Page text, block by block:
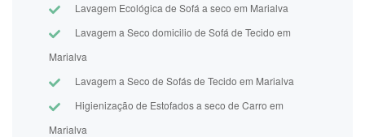
Lavagem Ecológica de Sofá a seco em Marialva
Lavagem a Seco domicilio de Sofá de Tecido em
Marialva
Lavagem a Seco de Sofás de Tecido em Marialva
Higienização de Estofados a seco de Carro em
Marialva